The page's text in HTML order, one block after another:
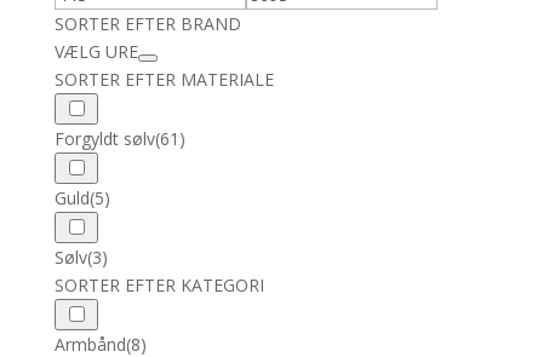
SORTER EFTER BRAND
VÆLG URE
SORTER EFTER MATERIALE
Forgyldt sølv(61)
Guld(5)
Sølv(3)
SORTER EFTER KATEGORI
Armbånd(8)